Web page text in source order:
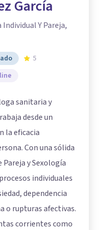
García
Y Pareja,
5
sanitaria y
desde un
la eficacia
Con una sólida
y Sexología
individuales
dependencia
o rupturas afectivas.
corrientes como